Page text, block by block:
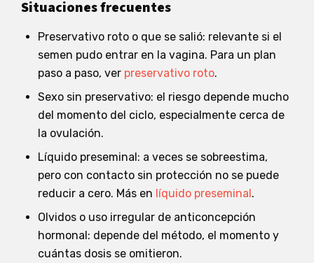
Situaciones frecuentes
Preservativo roto o que se salió: relevante si el
semen pudo entrar en la vagina. Para un plan
paso a paso, ver preservativo roto.
Sexo sin preservativo: el riesgo depende mucho
del momento del ciclo, especialmente cerca de
la ovulación.
Líquido preseminal: a veces se sobreestima,
pero con contacto sin protección no se puede
reducir a cero. Más en líquido preseminal.
Olvidos o uso irregular de anticoncepción
hormonal: depende del método, el momento y
cuántas dosis se omitieron.